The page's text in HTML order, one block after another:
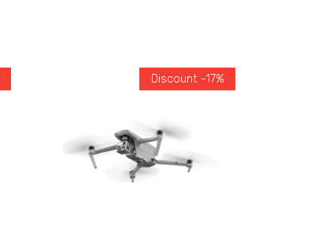
Discount -17%